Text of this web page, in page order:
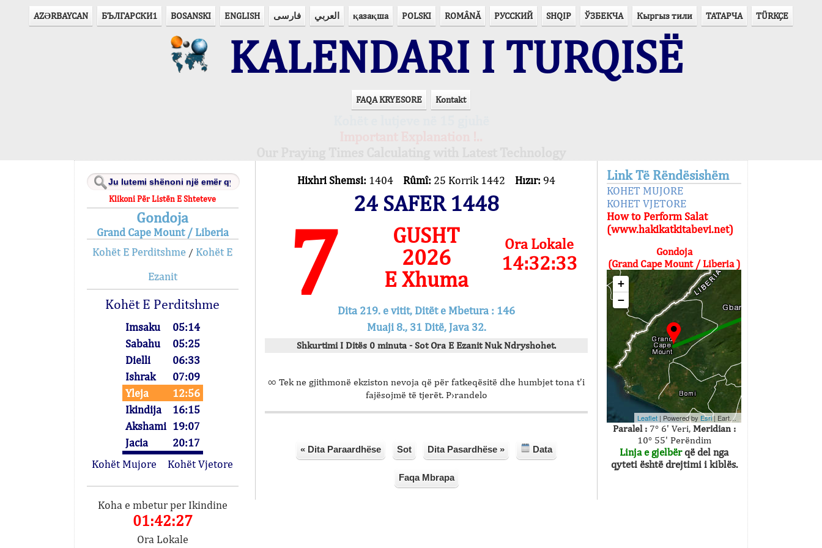
AZӘRBAYCAN БЪЛГАРСКИ1 BOSANSKI ENGLISH فارسی العربي қазақша POLSKI ROMÂNĂ РУССКИЙ SHQIP ЎЗБЕКЧА Кыргыз тили ТАТАРЧА TÜRKÇE
KALENDARI I TURQISË
FAQA KRYESORE Kontakt
Klikoni Për Listën E Shteteve
Gondoja
Grand Cape Mount / Liberia
Kohët E Perditshme / Kohët E
Ezanit
Kohët E Perditshme
Imsaku
05:14
Sabahu
05:25
Dielli
06:33
Ishrak
07:09
Yleja
12:56
Ikindija
16:15
Akshami 19:07
Jacia
20:17
Kohët Mujore
Kohët Vjetore
Koha e mbetur per Ikindine
01:42:27
Ora Lokale
Hixhri Shemsi: 1404 Rûmî: 25 Korrik 1442 Hızır: 94
24 SAFER 1448
7
GUSHT
2026
E Xhuma
Ora Lokale
14:32:33
Dita 219. e vitit, Ditët e Mbetura : 146
Muaji 8., 31 Ditë, Java 32.
Shkurtimi I Ditës 0 minuta - Sot Ora E Ezanit Nuk Ndryshohet.
∞ Tek ne gjithmonë ekziston nevoja që për fatkeqësitë dhe humbjet tona t’i
fajësojmë të tjerët. P›randelo
« Dita Paraardhëse Sot Dita Pasardhëse » Data
Faqa Mbrapa
Link Të Rëndësishëm
KOHET MUJORE
KOHET VJETORE
How to Perform Salat
(www.hakikatkitabevi.net)
Gondoja
(Grand Cape Mount / Liberia )
+
−
Leaflet | Powered by Esri| Earthstar Geographics
Paralel :7° 6' Veri, Meridian :
10° 55' Perëndim
Linja e gjelbërqë del nga
qyteti është drejtimi i kiblës.